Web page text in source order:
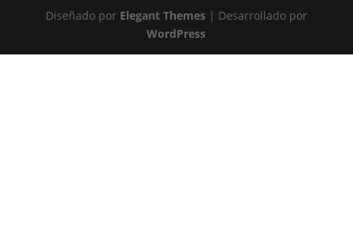
Diseñado por Elegant Themes| Desarrollado por
WordPress